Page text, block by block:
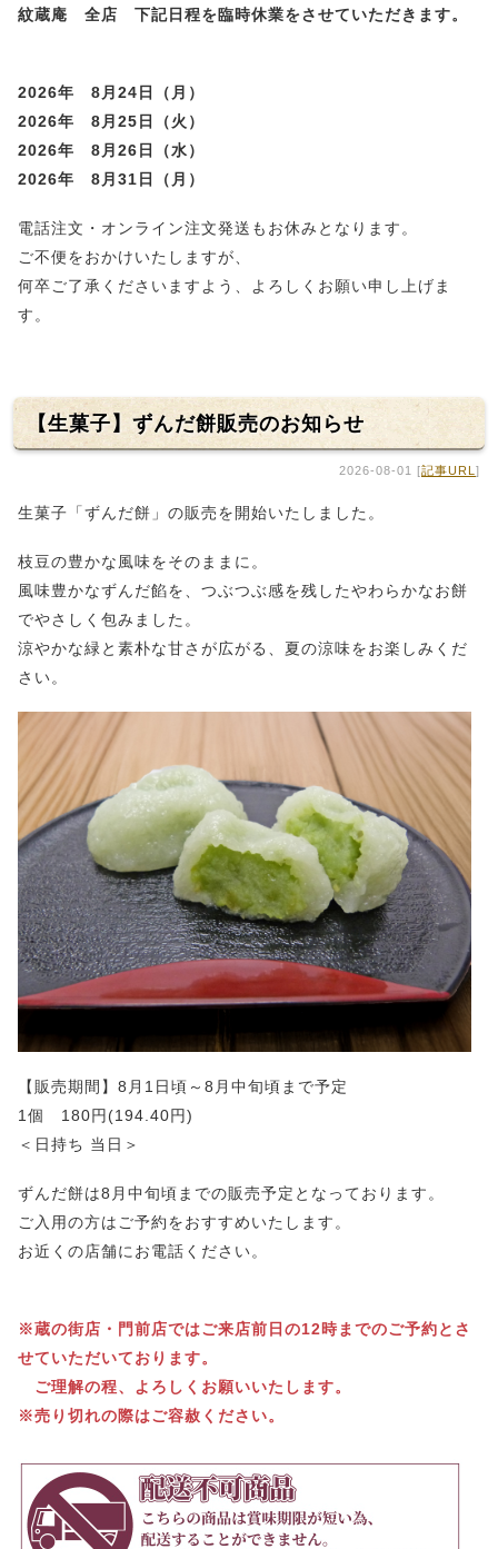
紋蔵庵 全店 下記日程を臨時休業をさせていただきます。
2026年 8月24日（月）
2026年 8月25日（火）
2026年 8月26日（水）
2026年 8月31日（月）
電話注文・オンライン注文発送もお休みとなります。
ご不便をおかけいたしますが、
何卒ご了承くださいますよう、よろしくお願い申し上げま
す。
【生菓子】ずんだ餅販売のお知らせ
2026-08-01 [記事URL ]
生菓子「ずんだ餅」の販売を開始いたしました。
枝豆の豊かな風味をそのままに。
風味豊かなずんだ餡を、つぶつぶ感を残したやわらかなお餅
でやさしく包みました。
涼やかな緑と素朴な甘さが広がる、夏の涼味をお楽しみくだ
さい。
【販売期間】8月1日頃～8月中旬頃まで予定
1個 180円(194.40円)
＜日持ち 当日＞
ずんだ餅は8月中旬頃までの販売予定となっております。
ご入用の方はご予約をおすすめいたします。
お近くの店舗にお電話ください。
※蔵の街店・門前店ではご来店前日の12時までのご予約とさ
せていただいております。
ご理解の程、よろしくお願いいたします。
※売り切れの際はご容赦ください。